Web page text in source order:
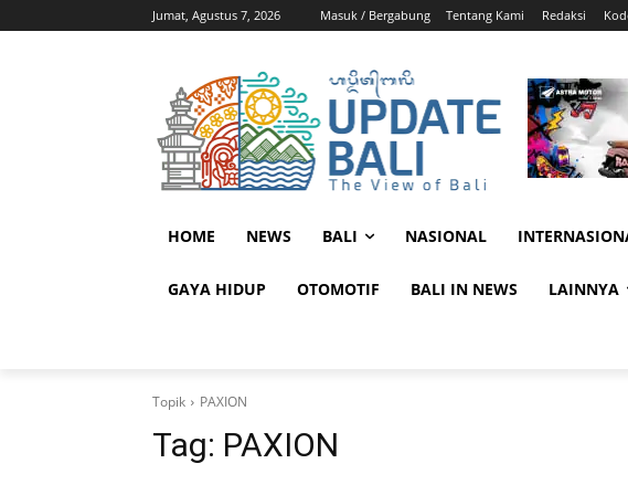
Jumat, Agustus 7, 2026 Masuk / Bergabung Tentang Kami Redaksi
HOME NEWS BALI NASIONAL
GAYA HIDUP OTOMOTIF BALI IN NEWS LAINNYA
Topik PAXION
Tag: PAXION